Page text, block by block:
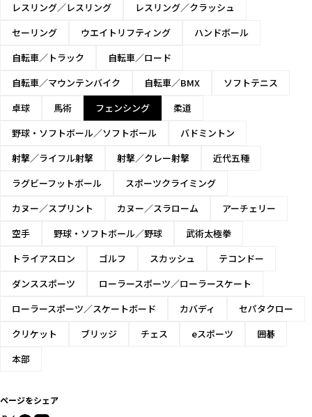
レスリング／レスリング
レスリング／クラッシュ
セーリング
ウエイトリフティング
ハンドボール
自転車／トラック
自転車／ロード
自転車／マウンテンバイク
自転車／BMX
ソフトテニス
卓球
馬術 フェンシング
柔道
野球・ソフトボール／ソフトボール
バドミントン
射撃／ライフル射撃
射撃／クレー射撃
近代五種
ラグビーフットボール
スポーツクライミング
カヌー／スプリント
カヌー／スラローム
アーチェリー
空手
野球・ソフトボール／野球
武術太極拳
トライアスロン
ゴルフ スカッシュ
テコンドー
ダンススポーツ
ローラースポーツ／ローラースケート
ローラースポーツ／スケートボード
カバディ
セパタクロー
クリケット
ブリッジ チェス eスポーツ
囲碁
本部
ページをシェア